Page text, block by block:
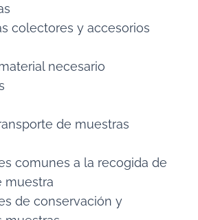
colectores y accesorios
necesario
de muestras
comunes a la recogida de
muestra
de conservación y